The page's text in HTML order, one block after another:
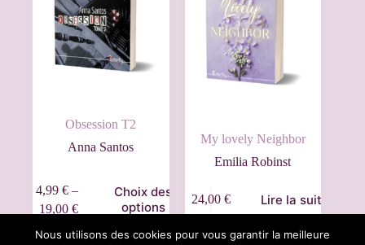
Obsession T2
Anna Santos
4,99 €–
19,00 €
Choix des
options
My lovely Neighbor
Emilia Robinst
24,00 € Lire la suite
Nous utilisons des cookies pour vous garantir la meilleure